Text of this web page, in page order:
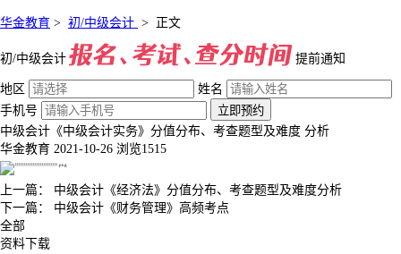
华金教育 > 初/中级会计 > 正文
初/中级会计 提前通知
地区
姓名
手机号
立即预约
中级会计《中级会计实务》分值分布、考查题型及难度 分析
华金教育 2021-10-26 浏览1515
上一篇： 中级会计《经济法》分值分布、考查题型及难度分析
下一篇： 中级会计《财务管理》高频考点
全部
资料下载